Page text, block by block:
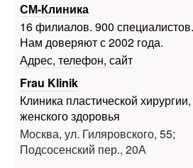
Адрес, телефон, сайт
Frau Klinik
Клиника пластической хирургии,
Москва, ул. Гиляровского, 55;
Подсосенский пер., 20А
Сеть клиник
Мы лечим людей с 1995 года! Все